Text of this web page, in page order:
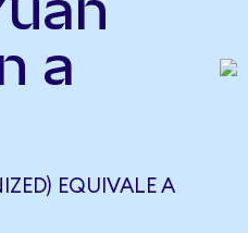
a
EQUIVALE A